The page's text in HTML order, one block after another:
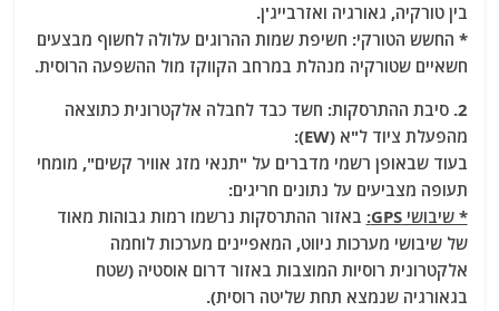
בין טורקיה, גאורגיה ואזרבייג'ן.
* החשש הטורקי: חשיפת שמות ההרוגים עלולה לחשוף מבצעים
חשאיים שטורקיה מנהלת במרחב הקווקז מול ההשפעה הרוסית.
2. סיבת ההתרסקות: חשד כבד לחבלה אלקטרונית כתוצאה
מהפעלת ציוד ל"א (EW):
בעוד שבאופן רשמי מדברים על "תנאי מזג אוויר קשים", מומחי
תעופה מצביעים על נתונים חריגים:
* שיבושי GPS:
באזור ההתרסקות נרשמו רמות גבוהות מאוד
של שיבושי מערכות ניווט, המאפיינים מערכות לוחמה
אלקטרונית רוסיות המוצבות באזור דרום אוסטיה (שטח
בגאורגיה שנמצא תחת שליטה רוסית).